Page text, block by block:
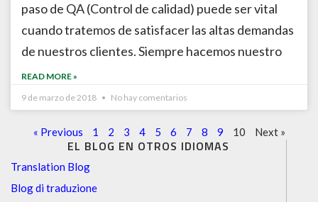
EL BLOG EN OTROS IDIOMAS
Translation Blog
Blog di traduzione
paso de QA (Control de calidad) puede ser vital
cuando tratemos de satisfacer las altas demandas
de nuestros clientes. Siempre hacemos nuestro
READ MORE »
9 de marzo de 2018
No hay comentarios
« Previous 1 2 3 4 5 6 7 8 9 10 Next »